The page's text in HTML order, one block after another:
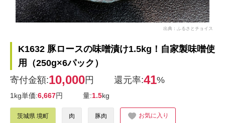
出典：ふるさとチョイス
K1632 豚ロースの味噌漬け1.5kg！自家製味噌使
用（250g×6パック）
寄付金額:10,000円 還元率:41%
1kg単価:6,667円 量:1.5kg
茨城県 境町 肉 豚肉 お気に入り